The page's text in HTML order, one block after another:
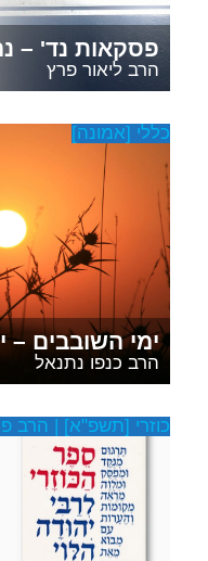
פסקאות נד' –
הרב ליאור פרץ
כללי [אמונה]
ימי השובבים –
הרב כנפו נתנאל
כוזרי [תשפ"א] | הרב